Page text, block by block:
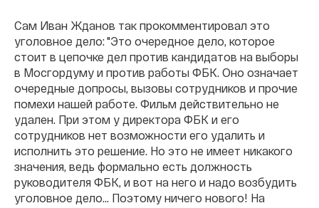
Сам Иван Жданов так прокомментировал это
уголовное дело: "Это очередное дело, которое
стоит в цепочке дел против кандидатов на выборы
в Мосгордуму и против работы ФБК. Оно означает
очередные допросы, вызовы сотрудников и прочие
помехи нашей работе. Фильм действительно не
удален. При этом у директора ФБК и его
сотрудников нет возможности его удалить и
исполнить это решение. Но это не имеет никакого
значения, ведь формально есть должность
руководителя ФБК, и вот на него и надо возбудить
уголовное дело... Поэтому ничего нового! На